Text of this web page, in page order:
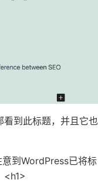
到此标题，并且它也
到WordPress已将标
<h1>